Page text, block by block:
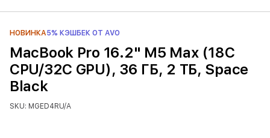
НОВИНКА5% КЭШБЕК ОТ AVO
MacBook Pro 16.2" M5 Max (18C
CPU/32C GPU), 36 ГБ, 2 ТБ, Space
Black
SKU: MGED4RU/A